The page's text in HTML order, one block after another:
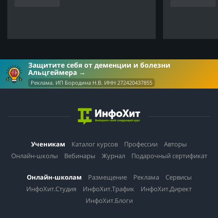
Защитите себя от деменции и болезни
Альцгеймера
Реклама. ИП Бородина Н.В. ИНН 272420437855
Ученикам Каталог курсов Профессии
Авторы
Онлайн-школы
Вебинары Журнал Подарочный сертификат
Онлайн-школам Размещение Реклама
Сервисы
ИнфоХит.Студия
ИнфоХит.Трафик
ИнфоХит.Директ
ИнфоХит.Блоги